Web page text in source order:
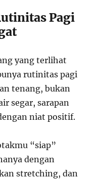
Pagi
yang terlihat
rutinitas pagi
tenang, bukan
segar, sarapan
niat positif.
“siap”
dengan
stretching, dan